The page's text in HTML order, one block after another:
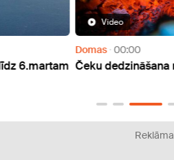
Video
00:00
Čeku dedzināšana martā
Reklāma